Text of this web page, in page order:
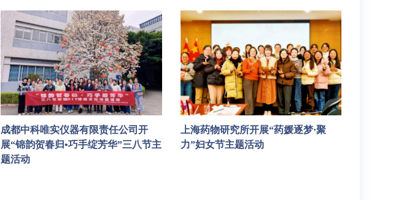
成都中科唯实仪器有限责任公司开
展“锦韵贺春归•巧手绽芳华”三八节主
题活动
上海药物研究所开展“药媛逐梦·聚
力”妇女节主题活动